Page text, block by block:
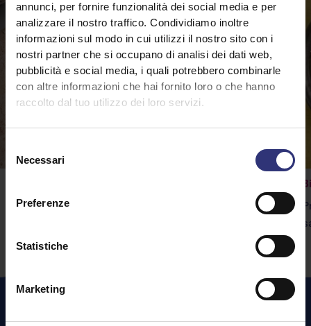
annunci, per fornire funzionalità dei social media e per
analizzare il nostro traffico. Condividiamo inoltre
informazioni sul modo in cui utilizzi il nostro sito con i
nostri partner che si occupano di analisi dei dati web,
pubblicità e social media, i quali potrebbero combinarle
con altre informazioni che hai fornito loro o che hanno
raccolto dal tuo utilizzo dei loro servizi.
delNecessari
Preferenze
Statistiche
Marketing
Il riso Tilda Pure Basmati è
gustosissimo curry.